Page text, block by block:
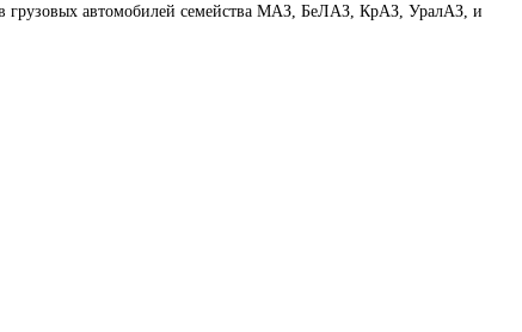
грузовых автомобилей семейства МАЗ, БеЛАЗ, КрАЗ, УралАЗ, и